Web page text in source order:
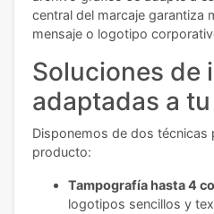
central del marcaje garantiza
mensaje o logotipo
Soluciones de
adaptadas a
Disponemos de dos técnicas
producto:
Tampografía hasta 4
logotipos sencillos y